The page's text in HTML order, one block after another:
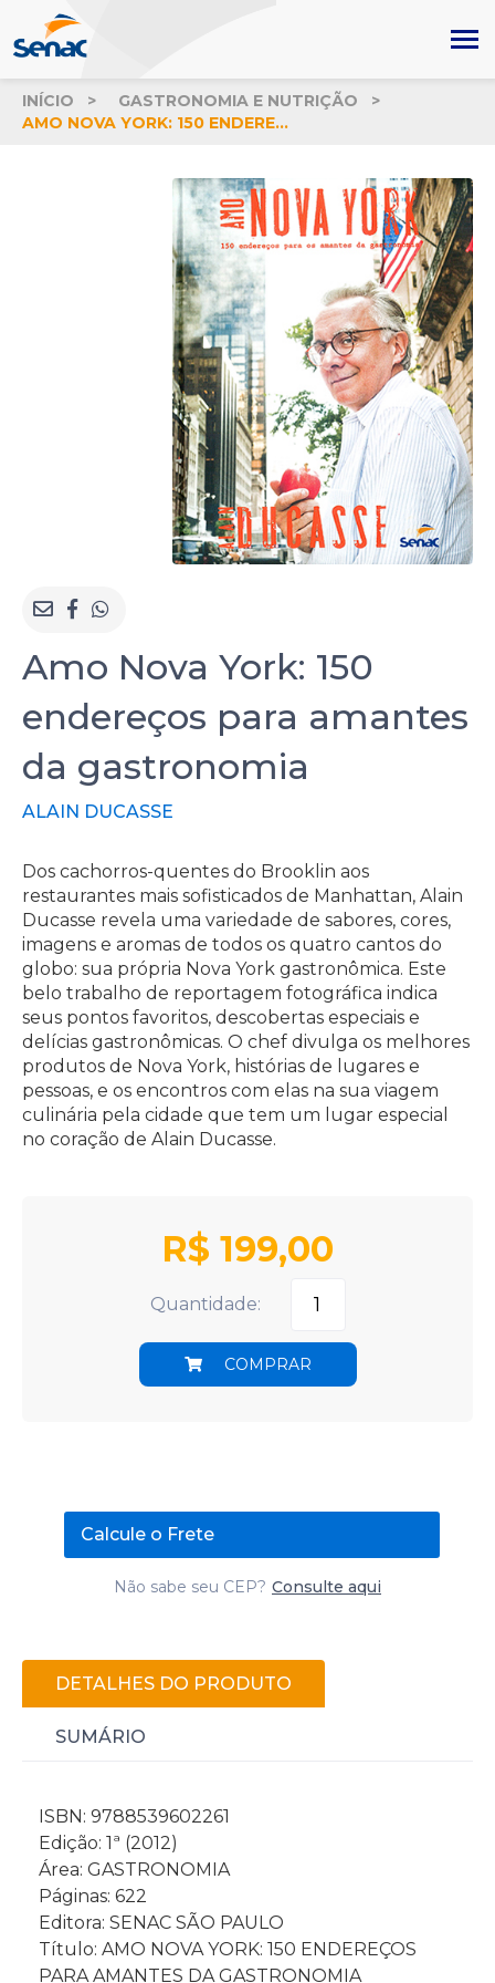
INÍCIO
GASTRONOMIA E NUTRIÇÃO
AMO NOVA YORK: 150 ENDEREÇOS PARA AMANTES DA GASTRONOMIA
Amo Nova York: 150
endereços para amantes
da gastronomia
ALAIN DUCASSE
Dos cachorros-quentes do Brooklin aos
restaurantes mais sofisticados de Manhattan, Alain
Ducasse revela uma variedade de sabores, cores,
imagens e aromas de todos os quatro cantos do
globo: sua própria Nova York gastronômica. Este
belo trabalho de reportagem fotográfica indica
seus pontos favoritos, descobertas especiais e
delícias gastronômicas. O chef divulga os melhores
produtos de Nova York, histórias de lugares e
pessoas, e os encontros com elas na sua viagem
culinária pela cidade que tem um lugar especial
no coração de Alain Ducasse.
R$ 199,00
Quantidade:
COMPRAR
Calcule o Frete
Não sabe seu CEP? Consulte aqui
DETALHES DO PRODUTO
SUMÁRIO
ISBN: 9788539602261
Edição: 1ª (2012)
Área: GASTRONOMIA
Páginas: 622
Editora: SENAC SÃO PAULO
Título: AMO NOVA YORK: 150 ENDEREÇOS
PARA AMANTES DA GASTRONOMIA